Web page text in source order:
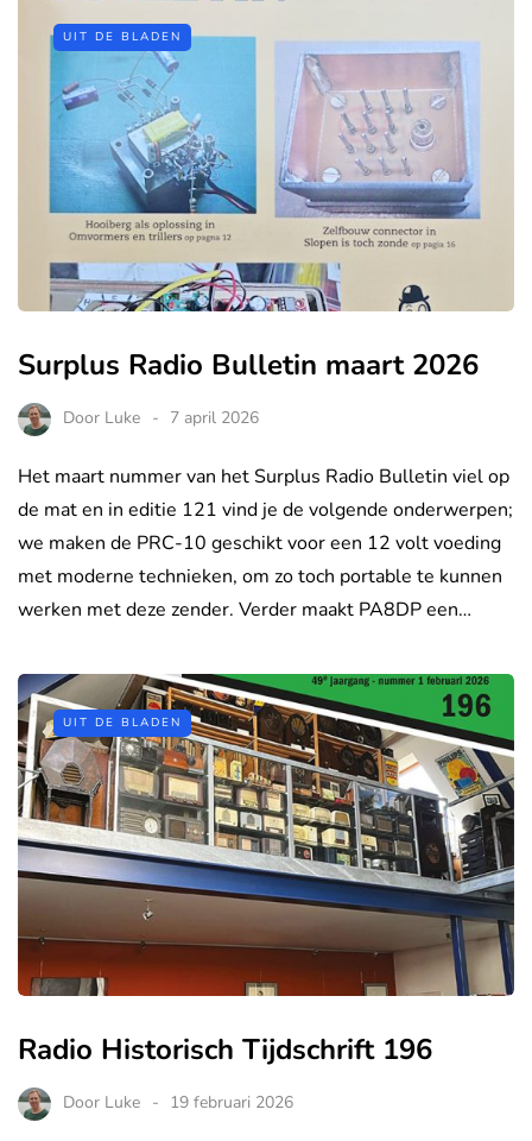
UIT DE BLADEN
Surplus Radio Bulletin maart 2026
Door Luke 7 april 2026
Het maart nummer van het Surplus Radio Bulletin viel op
de mat en in editie 121 vind je de volgende onderwerpen;
we maken de PRC-10 geschikt voor een 12 volt voeding
met moderne technieken, om zo toch portable te kunnen
werken met deze zender. Verder maakt PA8DP een…
UIT DE BLADEN
Radio Historisch Tijdschrift 196
Door Luke 19 februari 2026